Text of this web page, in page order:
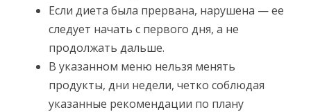
Если диета была прервана, нарушена — ее
следует начать с первого дня, а не
продолжать дальше.
В указанном меню нельзя менять
продукты, дни недели, четко соблюдая
указанные рекомендации по плану